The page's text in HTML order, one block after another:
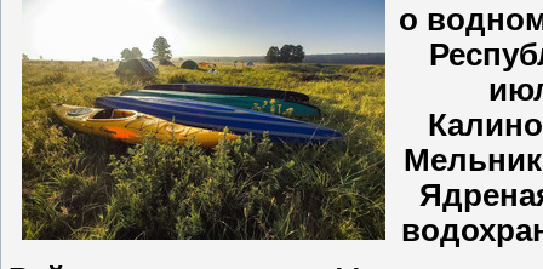
о
Мельник